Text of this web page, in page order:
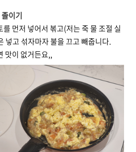
이기
먼저 넣어서 볶고(저는 죽 물 조절 실
넣고 섞자마자 불을 끄고 빼줍니다.
맛이 없거든요,,